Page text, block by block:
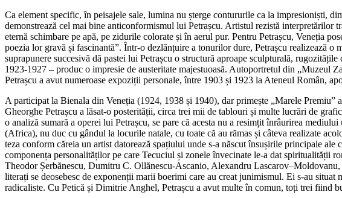
Ca element specific, în peisajele sale, lumina nu șterge contururile ca la impresioniști,
demonstrează cel mai bine anticonformismul lui Petrașcu. Artistul rezistă
eternă schimbare pe apă, pe zidurile colorate și în aerul pur. Pentru Petrașcu, Veneția
poezia lor gravă și fascinantă”. Într-o dezlănțuire a tonurilor dure, Petrașcu realizează
suprapunere succesivă dă pastei lui Petrașcu o structură aproape sculpturală,
1923-1927 – produc o impresie de austeritate majestuoasă. Autoportretul din „Muzeul
Petrașcu a avut numeroase expoziții personale, între 1903 și 1923 la Ateneul Român,
A participat la Bienala din Veneția (1924, 1938 și 1940), dar primește „Marele
Gheorghe Petrașcu a lăsat-o posterității, circa trei mii de tablouri și multe lucrări de
o analiză sumară a operei lui Petrașcu, se pare că acesta nu a resimțit înrâurirea
(Africa), nu duc cu gândul la locurile natale, cu toate că au rămas și câteva realizate
teza conform căreia un artist datorează spațiului unde s-a născut însușirile principale
componența personalităților pe care Tecuciul și zonele învecinate le-a dat spiritualității
Theodor Șerbănescu, Dumitru C. Ollănescu-Ascanio, Alexandru
literați se deosebesc de exponenții marii boerimi care au creat junimismul. Ei s-au
radicaliste. Cu Petică și Dimitrie Anghel, Petrașcu a avut multe în comun, toți trei fiind